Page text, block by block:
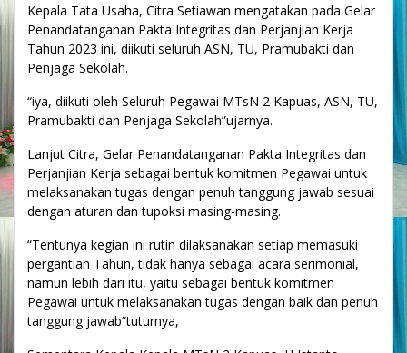
Kepala Tata Usaha, Citra Setiawan mengatakan pada Gelar
Penandatanganan Pakta Integritas dan Perjanjian Kerja
Tahun 2023 ini, diikuti seluruh ASN, TU, Pramubakti dan
Penjaga Sekolah.
“iya, diikuti oleh Seluruh Pegawai MTsN 2 Kapuas, ASN, TU,
Pramubakti dan Penjaga Sekolah”ujarnya.
Lanjut Citra, Gelar Penandatanganan Pakta Integritas dan
Perjanjian Kerja sebagai bentuk komitmen Pegawai untuk
melaksanakan tugas dengan penuh tanggung jawab sesuai
dengan aturan dan tupoksi masing-masing.
“Tentunya kegian ini rutin dilaksanakan setiap memasuki
pergantian Tahun, tidak hanya sebagai acara serimonial,
namun lebih dari itu, yaitu sebagai bentuk komitmen
Pegawai untuk melaksanakan tugas dengan baik dan penuh
tanggung jawab”tuturnya,